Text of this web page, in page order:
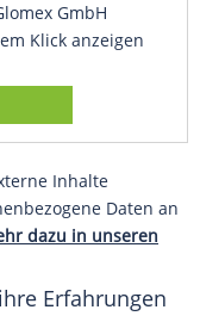
GmbH
Klick anzeigen
Inhalte
Daten an
dazu in unseren
Erfahrungen